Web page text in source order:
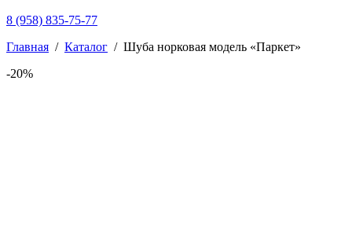
8 (958) 835-75-77
Главная / Каталог / Шуба норковая модель «Паркет»
-20%